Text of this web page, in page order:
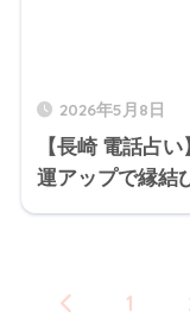
2026年5月8日
【長崎 電話占
運アップで縁結
1